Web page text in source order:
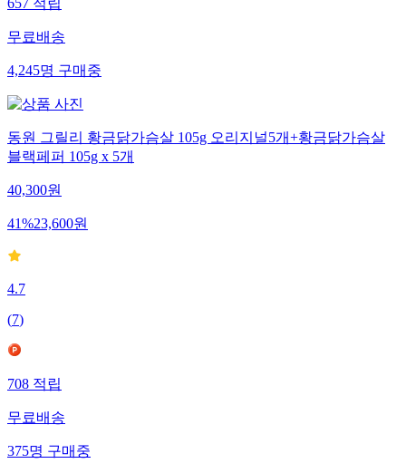
657적립
무료배송
4,245명구매중
동원 그릴리 황금닭가슴살 105g 오리지널5개+황금닭가슴살
블랙페퍼 105g x 5개
40,300원
41%23,600원
4.7
(7)
708적립
무료배송
375명구매중